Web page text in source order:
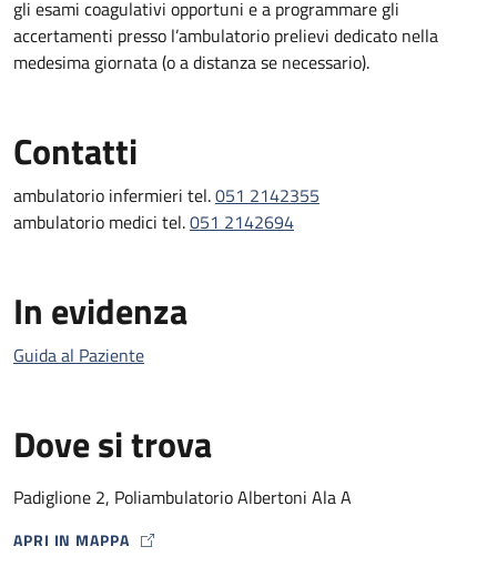
gli esami coagulativi opportuni e a programmare gli
accertamenti presso l’ambulatorio prelievi dedicato nella
medesima giornata (o a distanza se necessario).
Contatti
ambulatorio infermieri tel.051 2142355
ambulatorio medici tel.051 2142694
In evidenza
Guida al Paziente
Dove si trova
Padiglione 2, Poliambulatorio Albertoni Ala A
APRI IN MAPPA
MAP ICON